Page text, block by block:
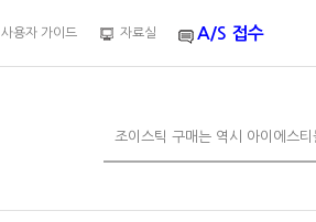
사용자 가이드 자료실 A/S 접수